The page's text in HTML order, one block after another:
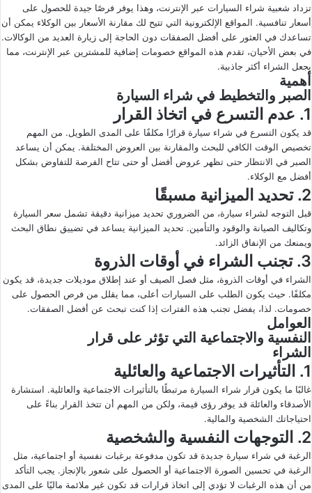
تزداد شعبية شراء السيارات عبر الإنترنت، وهذا يوفر فرصًا جيدة للحصول على
أسعار تنافسية. المواقع الإلكترونية التي تتيح لك مقارنة الأسعار بين الوكلاء يمكن أن
تساعدك في العثور على أفضل الصفقات دون الحاجة إلى زيارة العديد من الوكالات.
في بعض الأحيان، تقدم هذه المواقع خصومات إضافية للمشترين عبر الإنترنت، مما
يجعل الشراء أكثر جاذبية.
أهمية
الصبر والتخطيط في شراء السيارة
1. عدم التسرع في اتخاذ القرار
قد يكون التسرع في شراء سيارة قرارًا مكلفًا على المدى الطويل. من المهم
تخصيص الوقت الكافي للبحث والمقارنة بين العروض المختلفة. يمكن أن يساعد
الصبر في الانتظار حتى تظهر عروض أفضل أو حتى تتاح الفرصة للتفاوض بشكل
أفضل مع الوكلاء.
2. تحديد الميزانية مسبقًا
قبل التوجه لشراء سيارة، من الضروري تحديد ميزانية دقيقة تشمل سعر السيارة
وتكاليف الصيانة والوقود والتأمين. تحديد الميزانية يساعد في تضييق نطاق البحث
ويمنعك من الإنفاق الزائد.
3. تجنب الشراء في أوقات الذروة
الشراء في أوقات الذروة، مثل فصل الصيف أو عند إطلاق موديلات جديدة، قد يكون
مكلفًا. حيث يكون الطلب على السيارات أعلى، مما يقلل من فرص الحصول على
خصومات. لذا، يفضل تجنب هذه الفترات إذا كنت تبحث عن أفضل الصفقات.
العوامل
النفسية والاجتماعية التي تؤثر على قرار
الشراء
1. التأثيرات الاجتماعية والعائلية
غالبًا ما يكون قرار شراء السيارة مرتبطًا بالتأثيرات الاجتماعية والعائلية. استشارة
الأصدقاء والعائلة قد يوفر رؤى قيمة، ولكن من المهم أن تتخذ القرار بناءً على
احتياجاتك الشخصية والمالية.
2. التوجهات النفسية والشخصية
الرغبة في شراء سيارة جديدة قد تكون مدفوعة برغبات نفسية أو اجتماعية، مثل
الرغبة في تحسين الصورة الاجتماعية أو الحصول على شعور بالإنجاز. يجب التأكد
من أن هذه الرغبات لا تؤدي إلى اتخاذ قرارات قد تكون غير ملائمة ماليًا على المدى